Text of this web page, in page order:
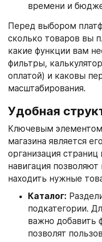
времени и
Перед выбором
сколько товаров вы
какие функции вам
фильтры,
оплатой) и каковы
масштабирования.
Удобная
Ключевым
магазина является
организация страниц
навигация
находить нужные
Каталог:
подкатегории.
важно добавить
позволят